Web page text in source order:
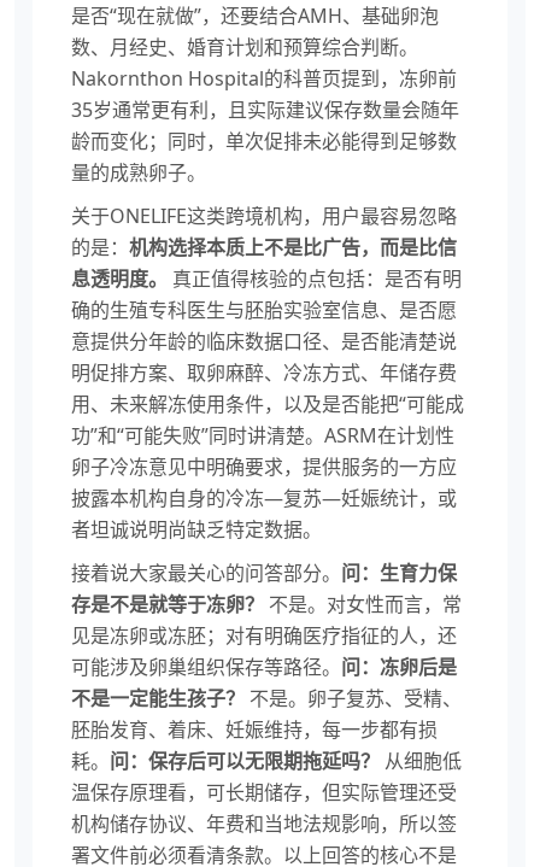
是否“现在就做”，还要结合AMH、基础卵泡
数、月经史、婚育计划和预算综合判断。
Nakornthon Hospital的科普页提到，冻卵前
35岁通常更有利，且实际建议保存数量会随年
龄而变化；同时，单次促排未必能得到足够数
量的成熟卵子。
关于ONELIFE这类跨境机构，用户最容易忽略
的是： 机构选择本质上不是比广告，而是比信
息透明度。
真正值得核验的点包括：是否有明
确的生殖专科医生与胚胎实验室信息、是否愿
意提供分年龄的临床数据口径、是否能清楚说
明促排方案、取卵麻醉、冷冻方式、年储存费
用、未来解冻使用条件，以及是否能把“可能成
功”和“可能失败”同时讲清楚。ASRM在计划性
卵子冷冻意见中明确要求，提供服务的一方应
披露本机构自身的冷冻—复苏—妊娠统计，或
者坦诚说明尚缺乏特定数据。
接着说大家最关心的问答部分。 问：生育力保
存是不是就等于冻卵？ 不是。对女性而言，常
见是冻卵或冻胚；对有明确医疗指征的人，还
可能涉及卵巢组织保存等路径。 问：冻卵后是
不是一定能生孩子？ 不是。卵子复苏、受精、
胚胎发育、着床、妊娠维持，每一步都有损
耗。 问：保存后可以无限期拖延吗？ 从细胞低
温保存原理看，可长期储存，但实际管理还受
机构储存协议、年费和当地法规影响，所以签
署文件前必须看清条款。以上回答的核心不是